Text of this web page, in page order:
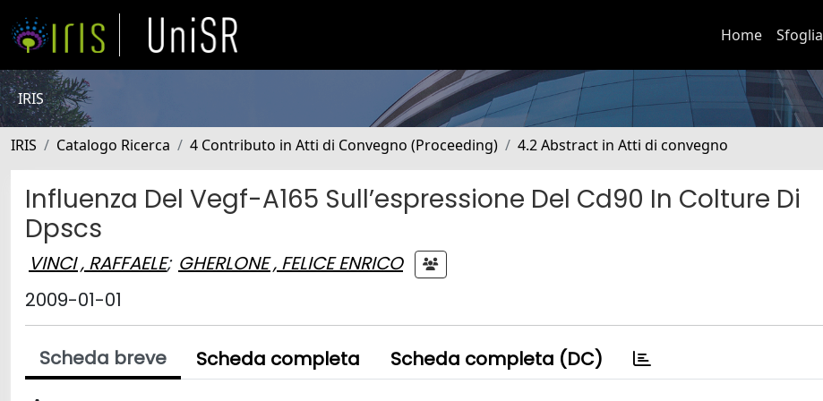
Home Sfoglia
IRIS
IRIS Catalogo Ricerca 4 Contributo in Atti di Convegno (Proceeding) 4.2 Abstract in Atti di convegno
Influenza Del Vegf-A165 Sull’espressione Del Cd90 In Colture Di
Dpscs
VINCI , RAFFAELE; GHERLONE , FELICE ENRICO
2009-01-01
Scheda breve Scheda completa Scheda completa (DC)